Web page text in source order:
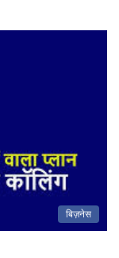
बिज़नेस